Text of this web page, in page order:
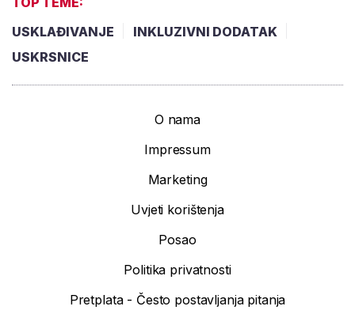
USKLAĐIVANJE
INKLUZIVNI DODATAK
USKRSNICE
O nama
Impressum
Marketing
Uvjeti korištenja
Posao
Politika privatnosti
Pretplata - Često postavljanja pitanja